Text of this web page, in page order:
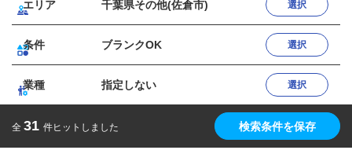
エリア 千葉県その他(佐倉市) 選択
条件 ブランクOK 選択
業種 指定しない 選択
全 31 件ヒットしました 検索条件を保存